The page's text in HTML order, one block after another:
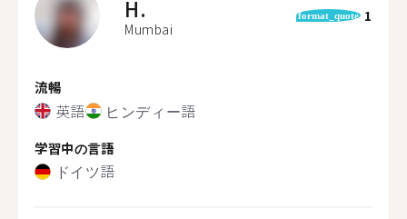
H.
Mumbai
format_quote 1
流暢
英語 ヒンディー語
学習中の言語
ドイツ語